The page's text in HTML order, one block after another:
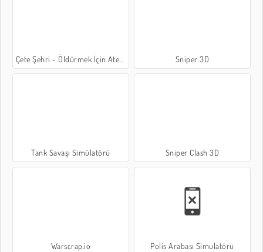
Çete Şehri - Öldürmek İçin Ateş Et Sniper 3D
Tank Savaşı Simülatörü Sniper Clash 3D
Warscrap.io Polis Arabası Simulatörü